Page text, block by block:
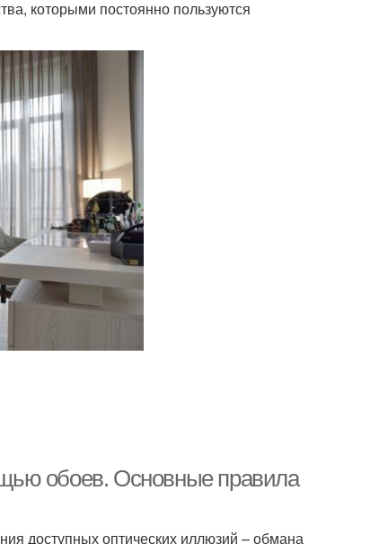
которыми постоянно пользуются
обоев. Основные правила
доступных оптических иллюзий – обмана